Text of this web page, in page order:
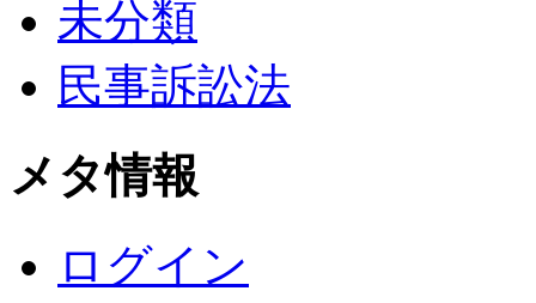
未分類
民事訴訟法
メタ情報
ログイン